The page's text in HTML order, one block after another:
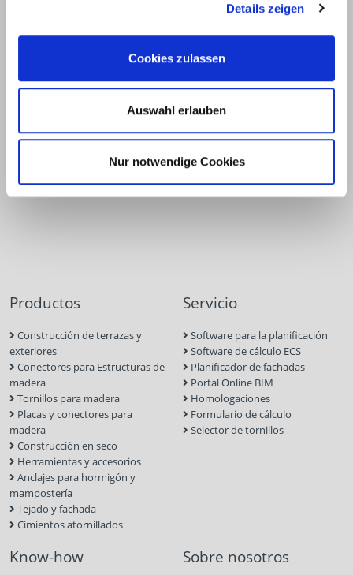
Details zeigen
Cookies zulassen
Auswahl erlauben
Nur notwendige Cookies
+49 2331 6245-0
Productos
Construcción de terrazas y
exteriores
Conectores para Estructuras de
madera
Tornillos para madera
Placas y conectores para
madera
Construcción en seco
Herramientas y accesorios
Anclajes para hormigón y
mampostería
Tejado y fachada
Cimientos atornillados
Servicio
Software para la planificación
Software de cálculo ECS
Planificador de fachadas
Portal Online BIM
Homologaciones
Formulario de cálculo
Selector de tornillos
Know-how Sobre nosotros